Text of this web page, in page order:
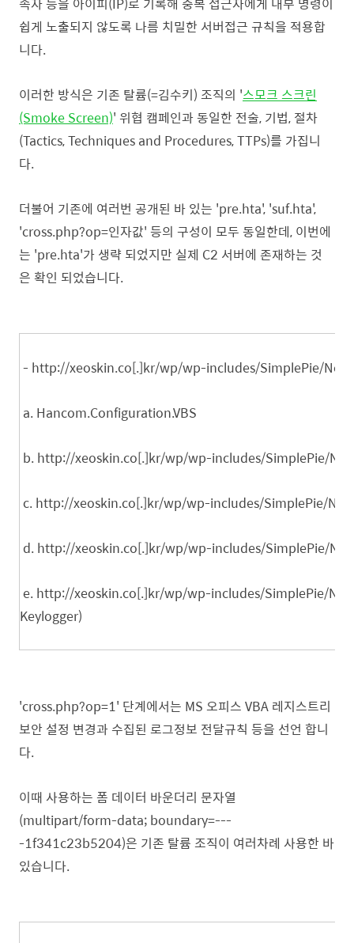
쉽게 노출되지 않도록 나름 치밀한 서버접근 규칙을 적용합
니다.
이러한 방식은 기존 탈륨(=김수키) 조직의 '스모크 스크린
(Smoke Screen)' 위협 캠페인과 동일한 전술, 기법, 절차
(Tactics, Techniques and Procedures, TTPs)를 가집니
다.
더불어 기존에 여러번 공개된 바 있는 'pre.hta', 'suf.hta',
'cross.php?op=인자값' 등의 구성이 모두 동일한데, 이번에
는 'pre.hta'가 생략 되었지만 실제 C2 서버에 존재하는 것
은 확인 되었습니다.
- http://xeoskin.co[.]kr/wp/wp-includes/SimplePie/Net/
a. Hancom.Configuration.VBS
b. http://xeoskin.co[.]kr/wp/wp-includes/SimplePie/
c. http://xeoskin.co[.]kr/wp/wp-includes/SimplePie/
d. http://xeoskin.co[.]kr/wp/wp-includes/SimplePie/
e. http://xeoskin.co[.]kr/wp/wp-includes/SimplePie/
Keylogger)
'cross.php?op=1' 단계에서는 MS 오피스 VBA 레지스트리
보안 설정 변경과 수집된 로그정보 전달규칙 등을 선언 합니
다.
이때 사용하는 폼 데이터 바운더리 문자열
(multipart/form-data; boundary=---
-1f341c23b5204)은 기존 탈륨 조직이 여러차례 사용한 바
있습니다.